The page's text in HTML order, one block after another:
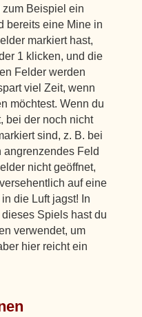
Beispiel ein
bereits eine Mine in
markiert hast,
1 klicken, und die
Felder werden
viel Zeit, wenn
möchtest. Wenn du
bei der noch nicht
sind, z. B. bei
angrenzendes Feld
nicht geöffnet,
auf eine
die Luft jagst! In
Spiels hast du
verwendet, um
hier reicht ein